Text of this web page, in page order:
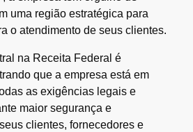
uma região estratégica para
o atendimento de seus clientes.
na Receita Federal é
que a empresa está em
as exigências legais e
maior segurança e
clientes, fornecedores e